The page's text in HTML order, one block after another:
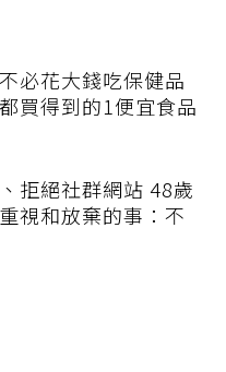
必花大錢吃保健品
買得到的1便宜食品
拒絕社群網站 48歲
視和放棄的事：不